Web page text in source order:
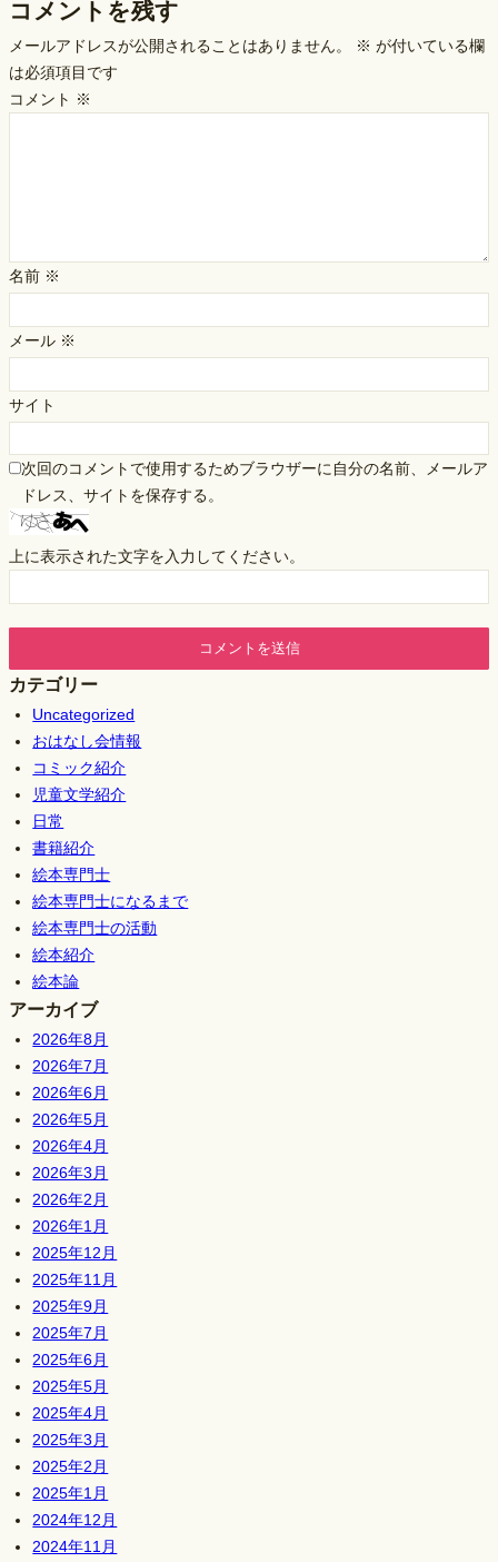
コメントを残す
メールアドレスが公開されることはありません。 ※ が付いている欄
は必須項目です
コメント ※
名前 ※
メール ※
サイト
次回のコメントで使用するためブラウザーに自分の名前、メールア
ドレス、サイトを保存する。
上に表示された文字を入力してください。
カテゴリー
Uncategorized
おはなし会情報
コミック紹介
児童文学紹介
日常
書籍紹介
絵本専門士
絵本専門士になるまで
絵本専門士の活動
絵本紹介
絵本論
アーカイブ
2026年8月
2026年7月
2026年6月
2026年5月
2026年4月
2026年3月
2026年2月
2026年1月
2025年12月
2025年11月
2025年9月
2025年7月
2025年6月
2025年5月
2025年4月
2025年3月
2025年2月
2025年1月
2024年12月
2024年11月